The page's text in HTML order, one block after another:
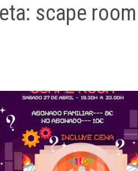
scape room